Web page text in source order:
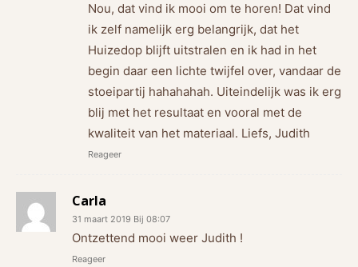
Nou, dat vind ik mooi om te horen! Dat vind
ik zelf namelijk erg belangrijk, dat het
Huizedop blijft uitstralen en ik had in het
begin daar een lichte twijfel over, vandaar de
stoeipartij hahahahah. Uiteindelijk was ik erg
blij met het resultaat en vooral met de
kwaliteit van het materiaal. Liefs, Judith
Reageer
Carla
31 maart 2019 Bij 08:07
Ontzettend mooi weer Judith !
Reageer